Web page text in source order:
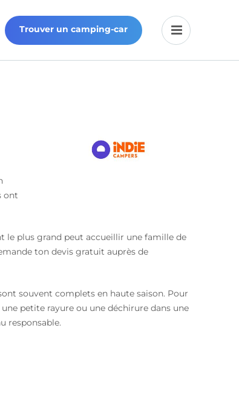
Trouver un camping-car
ont
le plus grand peut accueillir une famille de
ton devis gratuit auprès de
souvent complets en haute saison. Pour
petite rayure ou une déchirure dans une
responsable.